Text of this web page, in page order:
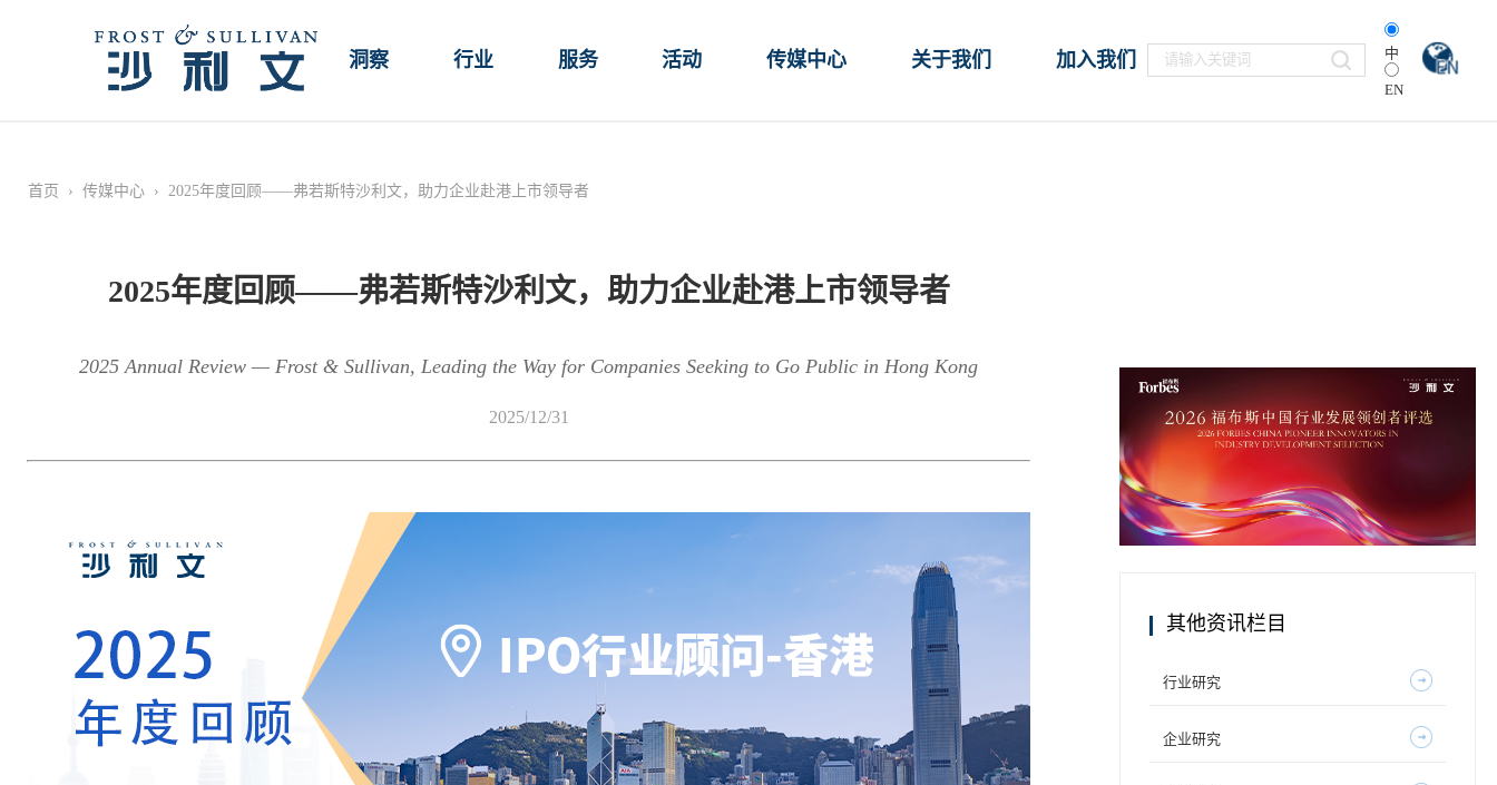
洞察 行业 服务 活动 传媒中心 关于我们 加入我们 中
EN
首页 › 传媒中心 › 2025年度回顾——弗若斯特沙利文，助力企业赴港上市领导者
2025年度回顾——弗若斯特沙利文，助力企业赴港上市领导者
2025 Annual Review — Frost & Sullivan, Leading the Way for Companies Seeking to Go Public in Hong Kong
2025/12/31
其他资讯栏目
行业研究
企业研究